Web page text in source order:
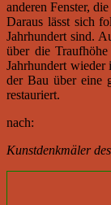
anderen Fenster,
Daraus lässt sich
Jahrhundert sind.
über die
Jahrhundert wieder
der Bau über eine
restauriert.
nach:
Kunstdenkmäler